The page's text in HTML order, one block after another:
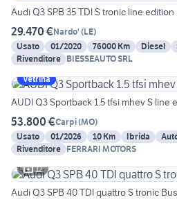
Audi Q3 SPB 35 TDI S tronic line edition
29.470 €Nardo' (LE)
Usato
01/2020 76000 Km Diesel
Rivenditore BIESSEAUTO SRL
Vetrina
AUDI Q3 Sportback 1.5 tfsi mhev S line
53.800 €Carpi(MO)
Usato
01/2026 10 Km Ibrida
Rivenditore FERRARI MOTORS
12
Audi Q3 SPB 40 TDI quattro S tronic